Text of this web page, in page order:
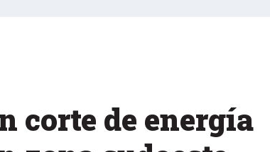
corte de energía